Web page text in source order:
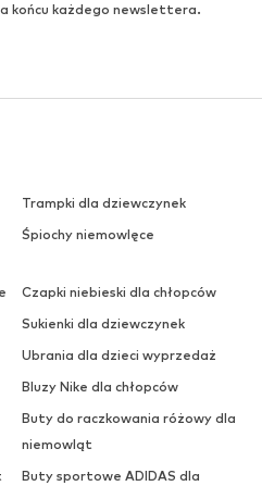
końcu każdego newslettera.
Trampki dla dziewczynek
Śpiochy niemowlęce
Czapki niebieski dla chłopców
Sukienki dla dziewczynek
Ubrania dla dzieci wyprzedaż
Bluzy Nike dla chłopców
Buty do raczkowania różowy dla
niemowląt
Buty sportowe ADIDAS dla